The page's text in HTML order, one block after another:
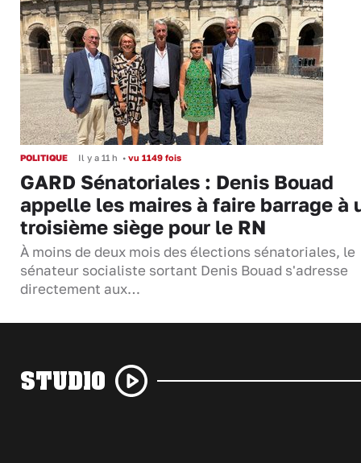
POLITIQUE Il y a 11 h • vu 1149 fois
GARD Sénatoriales : Denis Bouad
appelle les maires à faire barrage à
troisième siège pour le RN
À moins de deux mois des élections sénatoriales, le
sénateur socialiste sortant Denis Bouad s'adresse
directement aux…
STUDIO